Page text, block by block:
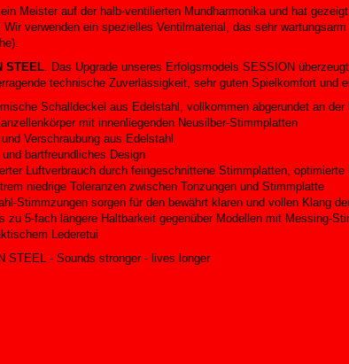
Meister auf der halb-ventilierten Mundharmonika und hat
Wir verwenden ein spezielles Ventilmaterial, das sehr
STEEL. Das Upgrade unseres Erfolgsmodels SESSION
technische Zuverlässigkeit, sehr guten Spielkomfort und
Schalldeckel aus Edelstahl, vollkommen abgerundet an der
mit innenliegenden Neusilber-Stimmplatten
und Verschraubung aus Edelstahl
und bartfreundliches Design
Luftverbrauch durch feingeschnittene Stimmplatten, optimierte
niedrige Toleranzen zwischen Tonzungen und Stimmplatte
Stimmzungen sorgen für den bewährt klaren und vollen Klang
zu 5-fach längere Haltbarkeit gegenüber Modellen mit Messing-
Lederetui
STEEL - Sounds stronger - lives longer